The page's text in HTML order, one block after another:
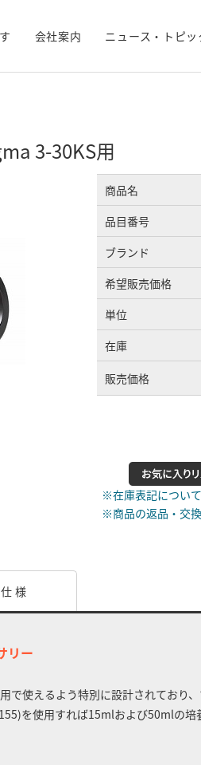
会社案内 ニュース・トピッ
3-30KS用
商品名
品目番号
ブランド
希望販売価格
単位
在庫
販売価格
※在庫表記について
※商品の返品・交
仕 様
リー
で使えるよう特別に設計されており
を使用すれば15mlおよび50mlの